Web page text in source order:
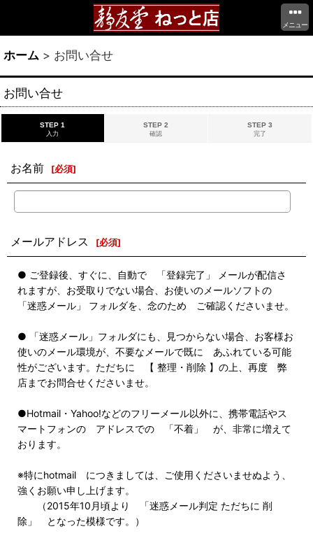
メニュー
ホーム > お問い合せ
お問い合せ
STEP 1
入力
STEP 2
確認
STEP 3
完了
お名前 [必須]
メールアドレス [必須]
● ご登録後、すぐに、自動で 「登録完了」 メールが配信さ
れますが、お受取りでない場合、お使いのメールソフトの
「迷惑メール」 フォルダを、念のため ご確認くださいませ。
● 「迷惑メール」フォルダにも、見つからない場合、お客様お
使いのメール環境が、不要なメールで既に あふれている可能
性がございます。ただちに 【 整理・削除 】の上、再度 弊
店までお問合せくださいませ。
●Hotmail・Yahoo!などのフリーメール以外に、携帯電話やス
マートフォンの アドレスでの 「不着」 が、非常に増えて
おります。
※特にhotmail につきましては、ご使用くださいませぬよう、
強くお願い申し上げます。
（2015年10月頃より 「迷惑メール判定 ただちに 削
除」 となった模様です。）